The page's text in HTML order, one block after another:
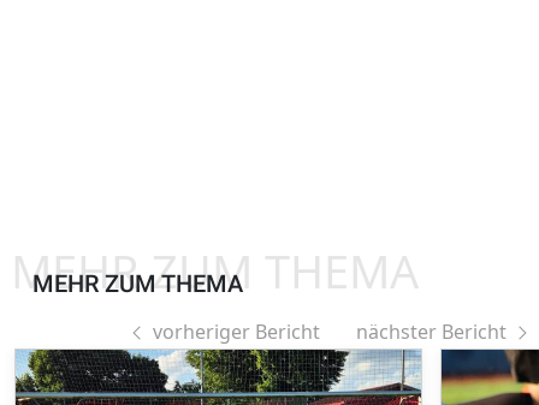
MEHR ZUM THEMA
MEHR ZUM THEMA
vorheriger Bericht nächster Bericht